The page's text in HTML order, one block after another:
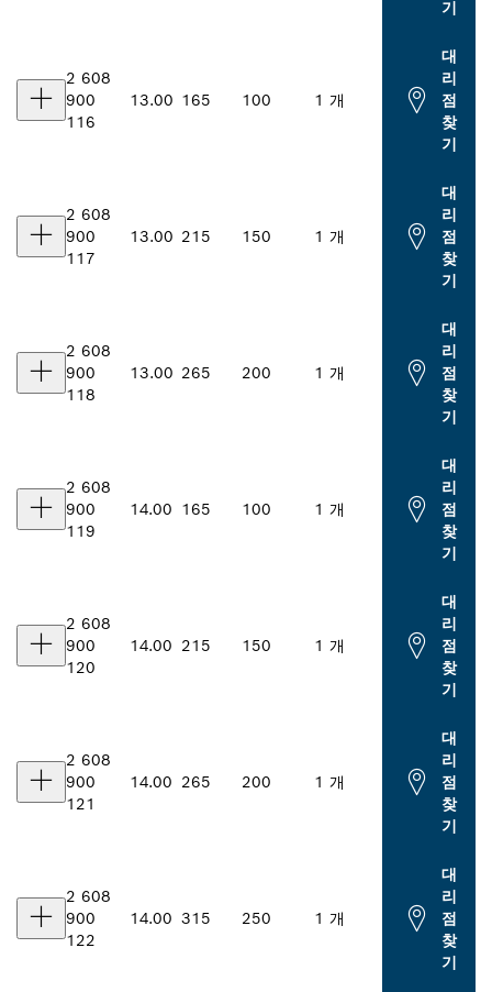
기
2 608
900
116
13.00 165 100 1 개
대
리
점
찾
기
2 608
900
117
13.00 215 150 1 개
대
리
점
찾
기
2 608
900
118
13.00 265 200 1 개
대
리
점
찾
기
2 608
900
119
14.00 165 100 1 개
대
리
점
찾
기
2 608
900
120
14.00 215 150 1 개
대
리
점
찾
기
2 608
900
121
14.00 265 200 1 개
대
리
점
찾
기
2 608
900
122
14.00 315 250 1 개
대
리
점
찾
기